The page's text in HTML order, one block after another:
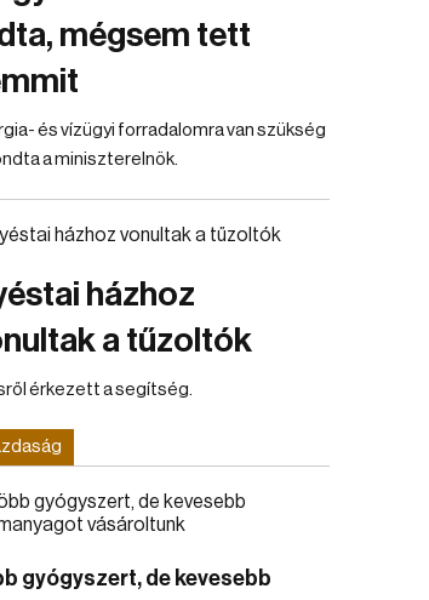
mégsem tett
és vízügyi forradalomra van szükség
a miniszterelnök.
házhoz
a tűzoltók
érkezett a segítség.
gyógyszert, de kevesebb